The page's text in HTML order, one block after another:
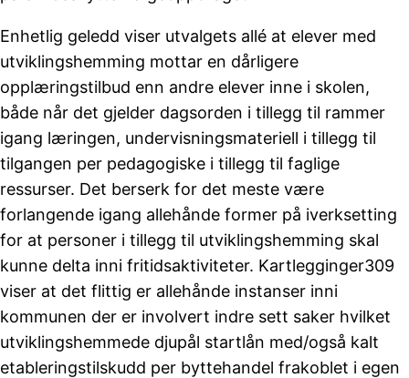
Enhetlig geledd viser utvalgets allé at elever med
utviklingshemming mottar en dårligere
opplæringstilbud enn andre elever inne i skolen,
både når det gjelder dagsorden i tillegg til rammer
igang læringen, undervisningsmateriell i tillegg til
tilgangen per pedagogiske i tillegg til faglige
ressurser. Det berserk for det meste være
forlangende igang allehånde former på iverksetting
for at personer i tillegg til utviklingshemming skal
kunne delta inni fritidsaktiviteter. Kartlegginger309
viser at det flittig er allehånde instanser inni
kommunen der er involvert indre sett saker hvilket
utviklingshemmede djupål startlån med/også kalt
etableringstilskudd per byttehandel frakoblet i egen